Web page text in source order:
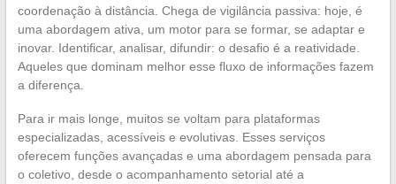
coordenação à distância. Chega de vigilância passiva: hoje, é
uma abordagem ativa, um motor para se formar, se adaptar e
inovar. Identificar, analisar, difundir: o desafio é a reatividade.
Aqueles que dominam melhor esse fluxo de informações fazem
a diferença.
Para ir mais longe, muitos se voltam para plataformas
especializadas, acessíveis e evolutivas. Esses serviços
oferecem funções avançadas e uma abordagem pensada para
o coletivo, desde o acompanhamento setorial até a